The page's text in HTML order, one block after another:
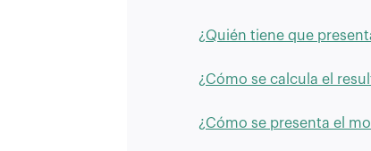
¿Quién tiene que
¿Cómo se calcula el
¿Cómo se presenta el